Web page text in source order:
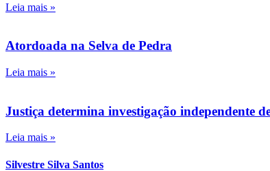
Leia mais »
Atordoada na Selva de Pedra
Leia mais »
Justiça determina investigação independente
Leia mais »
Silvestre Silva Santos